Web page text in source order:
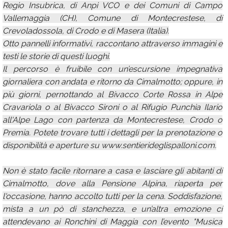
Regio Insubrica, di Anpi VCO e dei Comuni di Campo
Vallemaggia (CH), Comune di Montecrestese, di
Crevoladossola, di Crodo e di Masera (Italia).
Otto pannelli informativi, raccontano attraverso immagini e
testi le storie di questi luoghi.
Il percorso è fruibile con un’escursione impegnativa
giornaliera con andata e ritorno da Cimalmotto; oppure, in
più giorni, pernottando al Bivacco Corte Rossa in Alpe
Cravariola o al Bivacco Sironi o al Rifugio Punchia Ilario
all'Alpe Lago con partenza da Montecrestese, Crodo o
Premia. Potete trovare tutti i dettagli per la prenotazione o
disponibilità e aperture su www.sentierideglispalloni.com.
Non è stato facile ritornare a casa e lasciare gli abitanti di
Cimalmotto, dove alla Pensione Alpina, riaperta per
l'occasione, hanno accolto tutti per la cena. Soddisfazione,
mista a un pò di stanchezza, e un’altra emozione ci
attendevano ai Ronchini di Maggia con l’evento "Musica